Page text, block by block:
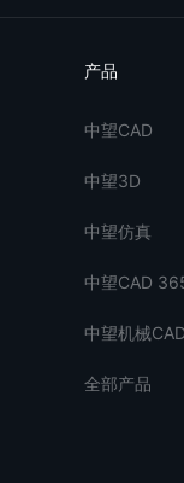
产品
中望CAD
中望3D
中望仿真
中望CAD
中望机械CAD
全部产品